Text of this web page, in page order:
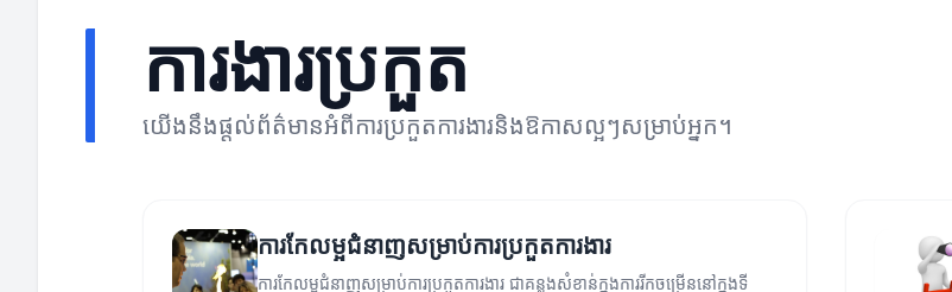
ការងារប្រកួត
យើងនឹងផ្តល់ព័ត៌មានអំពីការប្រកួតការងារនិងឱកាសល្អៗសម្រាប់អ្នក។
ការកែលម្អជំនាញសម្រាប់ការប្រកួតការងារ
ការកែលម្អជំនាញសម្រាប់ការប្រកួតការងារ ជាគន្លងសំខាន់ក្នុងការរីកចម្រើននៅក្នុងទី